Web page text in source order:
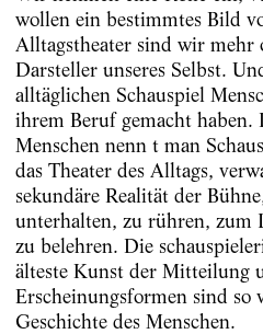
wollen ein bestimmtes Bild
Alltagstheater sind wir mehr
Darsteller unseres Selbst.
alltäglichen Schauspiel
ihrem Beruf gemacht haben.
Menschen nenn t man
das Theater des Alltags,
sekundäre Realität der
unterhalten, zu rühren, zum
zu belehren. Die
älteste Kunst der Mitteilung
Erscheinungsformen sind so
Geschichte des Menschen.